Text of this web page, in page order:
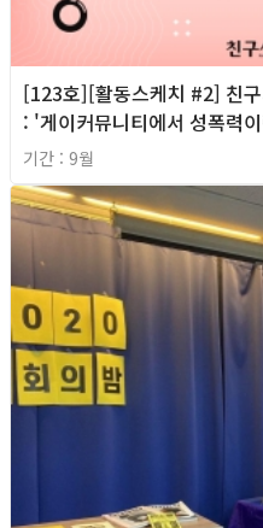
[123호][활동스케치 #2] 친
: '게이커뮤니티에서 성폭력
기간 : 9월